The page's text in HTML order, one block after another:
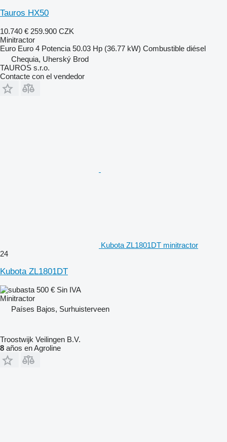
Tauros HX50
10.740 € 259.900 CZK
Minitractor
Euro Euro 4 Potencia 50.03 Hp (36.77 kW) Combustible diésel
Chequia, Uherský Brod
TAUROS s.r.o.
Contacte con el vendedor
Kubota ZL1801DT minitractor
24
Kubota ZL1801DT
500 € Sin IVA
Minitractor
Países Bajos, Surhuisterveen
Troostwijk Veilingen B.V.
8 años en Agroline